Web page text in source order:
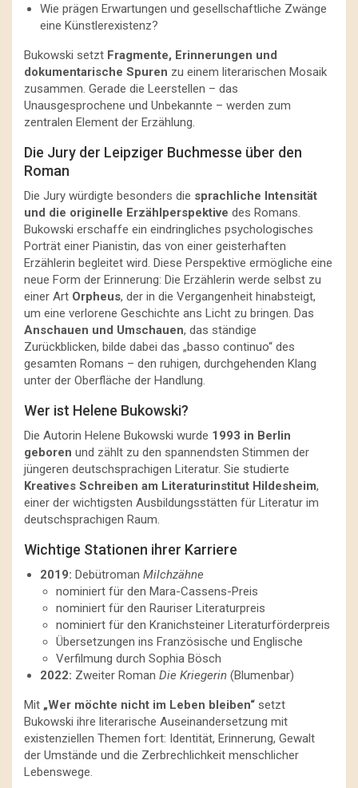
Wie prägen Erwartungen und gesellschaftliche Zwänge
eine Künstlerexistenz?
Bukowski setzt Fragmente, Erinnerungen und
dokumentarische Spuren zu einem literarischen Mosaik
zusammen. Gerade die Leerstellen – das
Unausgesprochene und Unbekannte – werden zum
zentralen Element der Erzählung.
Die Jury der Leipziger Buchmesse über den
Roman
Die Jury würdigte besonders die sprachliche Intensität
und die originelle Erzählperspektive des Romans.
Bukowski erschaffe ein eindringliches psychologisches
Porträt einer Pianistin, das von einer geisterhaften
Erzählerin begleitet wird. Diese Perspektive ermögliche eine
neue Form der Erinnerung: Die Erzählerin werde selbst zu
einer Art Orpheus, der in die Vergangenheit hinabsteigt,
um eine verlorene Geschichte ans Licht zu bringen. Das
Anschauen und Umschauen, das ständige
Zurückblicken, bilde dabei das „basso continuo“ des
gesamten Romans – den ruhigen, durchgehenden Klang
unter der Oberfläche der Handlung.
Wer ist Helene Bukowski?
Die Autorin Helene Bukowski wurde 1993 in Berlin
geboren und zählt zu den spannendsten Stimmen der
jüngeren deutschsprachigen Literatur. Sie studierte
Kreatives Schreiben am Literaturinstitut Hildesheim,
einer der wichtigsten Ausbildungsstätten für Literatur im
deutschsprachigen Raum.
Wichtige Stationen ihrer Karriere
2019: Debütroman Milchzähne
nominiert für den Mara-Cassens-Preis
nominiert für den Rauriser Literaturpreis
nominiert für den Kranichsteiner Literaturförderpreis
Übersetzungen ins Französische und Englische
Verfilmung durch Sophia Bösch
2022: Zweiter Roman Die Kriegerin (Blumenbar)
Mit „Wer möchte nicht im Leben bleiben“ setzt
Bukowski ihre literarische Auseinandersetzung mit
existenziellen Themen fort: Identität, Erinnerung, Gewalt
der Umstände und die Zerbrechlichkeit menschlicher
Lebenswege.